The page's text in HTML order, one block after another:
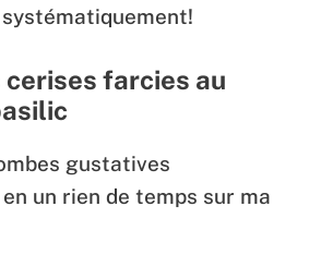
cerises farcies au
gustatives
un rien de temps sur ma